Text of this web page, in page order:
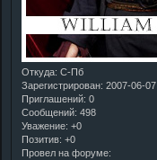
Откуда: С-Пб
Зарегистрирован: 2007-06-07
Приглашений: 0
Сообщений: 498
Уважение: +0
Позитив: +0
Провел на форуме: